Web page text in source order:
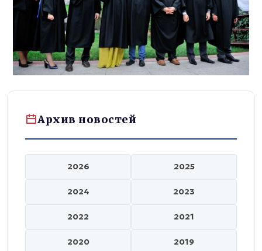
Архив новостей
2026 2025
2024 2023
2022 2021
2020 2019